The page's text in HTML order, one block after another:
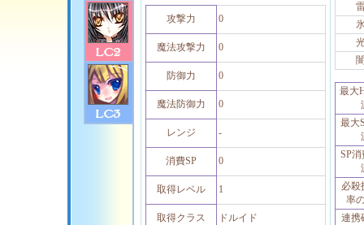
攻撃力 0
魔法攻撃力 0
防御力 0
魔法防御力 0
レンジ -
消費SP 0
取得レベル 1
取得クラス ドルイド
最大
最大
SP
必殺
率
連携